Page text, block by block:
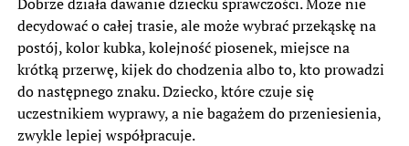
decydować o całej trasie, ale może wybrać przekąskę na
postój, kolor kubka, kolejność piosenek, miejsce na
krótką przerwę, kijek do chodzenia albo to, kto prowadzi
do następnego znaku. Dziecko, które czuje się
uczestnikiem wyprawy, a nie bagażem do przeniesienia,
zwykle lepiej współpracuje.